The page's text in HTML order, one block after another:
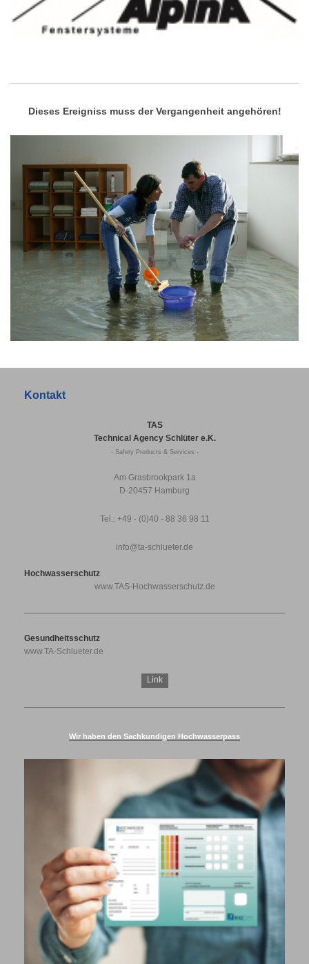
Dieses Ereigniss muss der Vergangenheit angehören!
Kontakt
TAS
Technical Agency Schlüter e.K.
- Safety Products & Services -
Am Grasbrookpark 1a
D-20457 Hamburg
Tel.: +49 - (0)40 - 88 36 98 11
info@ta-schlueter.de
Hochwasserschutz
www.TAS-Hochwasserschutz.de
Gesundheitsschutz
www.TA-Schlueter.de
Link
Wir haben den Sachkundigen Hochwasserpass